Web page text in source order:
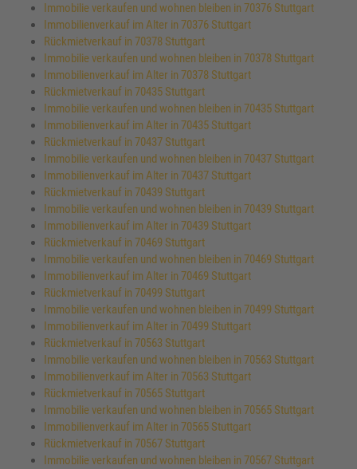
Immobilie verkaufen und wohnen bleiben in 70376 Stuttgart
Immobilienverkauf im Alter in 70376 Stuttgart
Rückmietverkauf in 70378 Stuttgart
Immobilie verkaufen und wohnen bleiben in 70378 Stuttgart
Immobilienverkauf im Alter in 70378 Stuttgart
Rückmietverkauf in 70435 Stuttgart
Immobilie verkaufen und wohnen bleiben in 70435 Stuttgart
Immobilienverkauf im Alter in 70435 Stuttgart
Rückmietverkauf in 70437 Stuttgart
Immobilie verkaufen und wohnen bleiben in 70437 Stuttgart
Immobilienverkauf im Alter in 70437 Stuttgart
Rückmietverkauf in 70439 Stuttgart
Immobilie verkaufen und wohnen bleiben in 70439 Stuttgart
Immobilienverkauf im Alter in 70439 Stuttgart
Rückmietverkauf in 70469 Stuttgart
Immobilie verkaufen und wohnen bleiben in 70469 Stuttgart
Immobilienverkauf im Alter in 70469 Stuttgart
Rückmietverkauf in 70499 Stuttgart
Immobilie verkaufen und wohnen bleiben in 70499 Stuttgart
Immobilienverkauf im Alter in 70499 Stuttgart
Rückmietverkauf in 70563 Stuttgart
Immobilie verkaufen und wohnen bleiben in 70563 Stuttgart
Immobilienverkauf im Alter in 70563 Stuttgart
Rückmietverkauf in 70565 Stuttgart
Immobilie verkaufen und wohnen bleiben in 70565 Stuttgart
Immobilienverkauf im Alter in 70565 Stuttgart
Rückmietverkauf in 70567 Stuttgart
Immobilie verkaufen und wohnen bleiben in 70567 Stuttgart